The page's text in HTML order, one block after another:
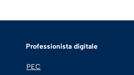
Professionista digitale
PEC